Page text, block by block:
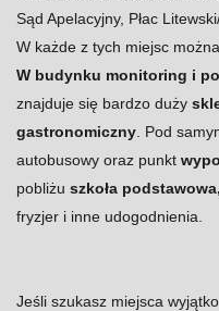
Sąd Apelacyjny, Płac
W każde z tych miejsc
W budynku monitoring i
znajduje się bardzo duży
gastronomiczny . Pod
autobusowy oraz punkt
pobliżu szkoła
fryzjer i inne udogodnienia.
Jeśli szukasz miejsca